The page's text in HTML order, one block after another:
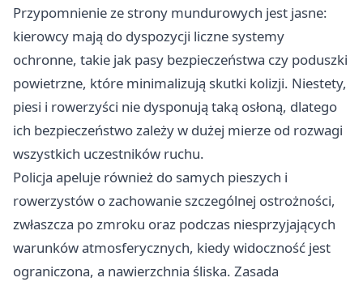
Przypomnienie ze strony mundurowych jest jasne:
kierowcy mają do dyspozycji liczne systemy
ochronne, takie jak pasy bezpieczeństwa czy poduszki
powietrzne, które minimalizują skutki kolizji. Niestety,
piesi i rowerzyści nie dysponują taką osłoną, dlatego
ich bezpieczeństwo zależy w dużej mierze od rozwagi
wszystkich uczestników ruchu.
Policja apeluje również do samych pieszych i
rowerzystów o zachowanie szczególnej ostrożności,
zwłaszcza po zmroku oraz podczas niesprzyjających
warunków atmosferycznych, kiedy widoczność jest
ograniczona, a nawierzchnia śliska. Zasada